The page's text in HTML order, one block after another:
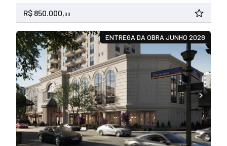
R$ 850.000,00
ENTREGA DA OBRA JUNHO 2028